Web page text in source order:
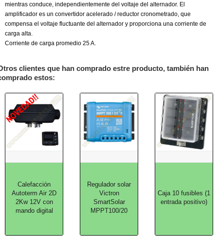
mientras conduce, independientemente del voltaje del alternador. El
amplificador es un convertidor acelerado / reductor cronometrado, que
compensa el voltaje fluctuante del alternador y proporciona una corriente de
carga alta.
Corriente de carga promedio 25 A.
clientes que han comprado estre producto, también han
estos:
Calefacción
Autoterm Air 2D
2Kw 12V con
mando digital
Regulador solar
Victron
SmartSolar
MPPT100/20
Caja 10 fusibles (1
entrada positivo)